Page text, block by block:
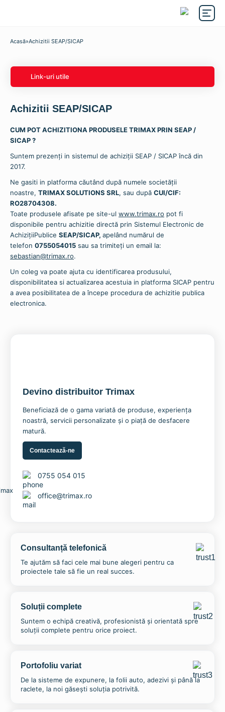
Acasă»Achizitii SEAP/SICAP
Link-uri utile
Achizitii SEAP/SICAP
CUM POT ACHIZITIONA PRODUSELE TRIMAX PRIN SEAP /
SICAP ?
Suntem prezenți in sistemul de achiziții SEAP / SICAP încă din
2017.
Ne gasiti in platforma căutând după numele societății
noastre, TRIMAX SOLUTIONS SRL, sau după CUI/CIF:
RO28704308.
Toate produsele afisate pe site-ul www.trimax.ro pot fi
disponibile pentru achizitie directă prin Sistemul Electronic de
AchizițiiPublice SEAP/SICAP, apelând numărul de
telefon 0755054015 sau sa trimiteți un email la:
sebastian@trimax.ro.
Un coleg va poate ajuta cu identificarea produsului,
disponibilitatea si actualizarea acestuia in platforma SICAP pentru
a avea posibilitatea de a începe procedura de achizitie publica
electronica.
Devino distribuitor Trimax
Beneficiază de o gama variată de produse, experiența
noastră, servicii personalizate și o piață de desfacere
matură.
Contactează-ne
0755 054 015
office@trimax.ro
Consultanță telefonică
Te ajutăm să faci cele mai bune alegeri pentru ca
proiectele tale să fie un real succes.
Soluții complete
Suntem o echipă creativă, profesionistă și orientată spre
soluții complete pentru orice proiect.
Portofoliu variat
De la sisteme de expunere, la folii auto, adezivi și până la
raclete, la noi găsești soluția potrivită.